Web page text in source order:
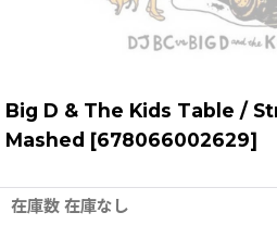
Big D & The Kids Table /
Mashed [678066002629]
在庫数 在庫なし